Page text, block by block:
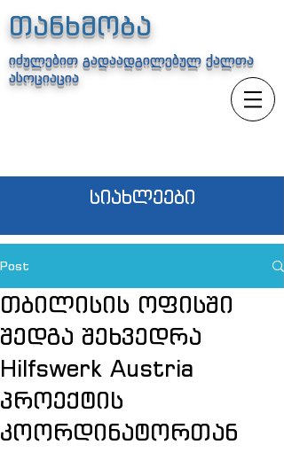
თანხმობა
იძულებით გადაადგილებულ ქალთა
ასოციაცია
სიახლეები
Post
თბილისის ოფისში
შედგა შეხვედრა
Hilfswerk Austria
პროექტის
კოორდინატორთან